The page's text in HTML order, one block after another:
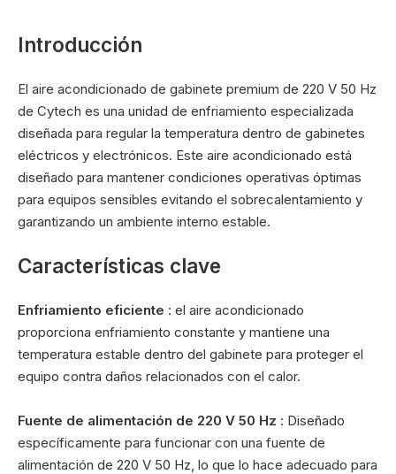
Introducción
El aire acondicionado de gabinete premium de 220 V 50 Hz
de Cytech es una unidad de enfriamiento especializada
diseñada para regular la temperatura dentro de gabinetes
eléctricos y electrónicos. Este aire acondicionado está
diseñado para mantener condiciones operativas óptimas
para equipos sensibles evitando el sobrecalentamiento y
garantizando un ambiente interno estable.
Características clave
Enfriamiento eficiente : el aire acondicionado
proporciona enfriamiento constante y mantiene una
temperatura estable dentro del gabinete para proteger el
equipo contra daños relacionados con el calor.
Fuente de alimentación de 220 V 50 Hz : Diseñado
específicamente para funcionar con una fuente de
alimentación de 220 V 50 Hz, lo que lo hace adecuado para